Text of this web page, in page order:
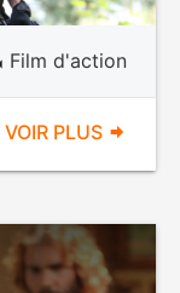
Film d'action
VOIR PLUS